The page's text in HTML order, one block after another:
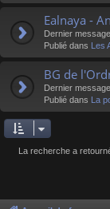
Ealnaya -
Dernier
Publié dans Les
BG de
Dernier
Publié dans La
La recherche a